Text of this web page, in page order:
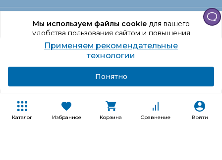
Каталог Избранное Корзина Сравнение Войти
Мы используем файлы cookieдля вашего
удобства пользования сайтом и повышения
качества рекомендаций.
Продолжая использование сайта, вы даете
согласие на обработку персональных данных
Офис Санкт‑Петербург
Оформление заказа
Покупателям
Применяем рекомендательные
технологии
Понятно